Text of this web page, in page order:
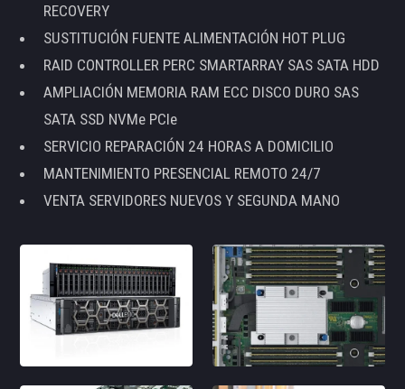
RECOVERY
SUSTITUCIÓN FUENTE ALIMENTACIÓN HOT PLUG
RAID CONTROLLER PERC SMARTARRAY SAS SATA HDD
AMPLIACIÓN MEMORIA RAM ECC DISCO DURO SAS
SATA SSD NVMe PCIe
SERVICIO REPARACIÓN 24 HORAS A DOMICILIO
MANTENIMIENTO PRESENCIAL REMOTO 24/7
VENTA SERVIDORES NUEVOS Y SEGUNDA MANO